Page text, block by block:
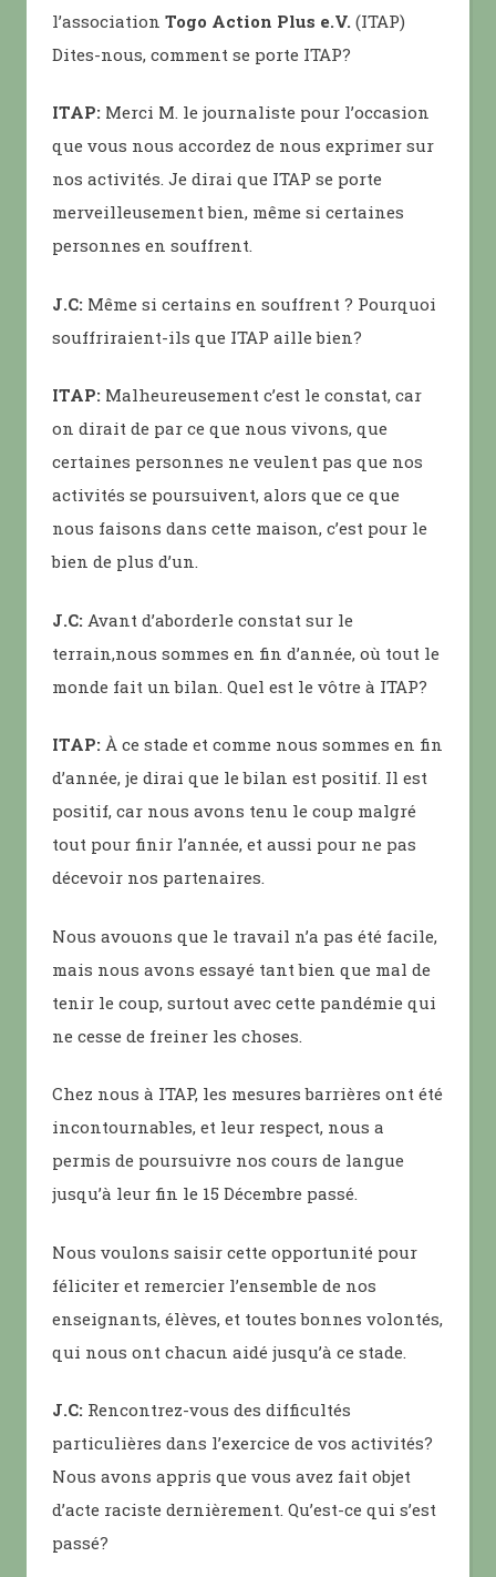
l’association Togo Action Plus e.V. (ITAP)
Dites-nous, comment se porte ITAP?
ITAP: Merci M. le journaliste pour l’occasion
que vous nous accordez de nous exprimer sur
nos activités. Je dirai que ITAP se porte
merveilleusement bien, même si certaines
personnes en souffrent.
J.C: Même si certains en souffrent ? Pourquoi
souffriraient-ils que ITAP aille bien?
ITAP: Malheureusement c’est le constat, car
on dirait de par ce que nous vivons, que
certaines personnes ne veulent pas que nos
activités se poursuivent, alors que ce que
nous faisons dans cette maison, c’est pour le
bien de plus d’un.
J.C: Avant d’aborderle constat sur le
terrain,nous sommes en fin d’année, où tout le
monde fait un bilan. Quel est le vôtre à ITAP?
ITAP:À ce stade et comme nous sommes en fin
d’année, je dirai que le bilan est positif. Il est
positif, car nous avons tenu le coup malgré
tout pour finir l’année, et aussi pour ne pas
décevoir nos partenaires.
Nous avouons que le travail n’a pas été facile,
mais nous avons essayé tant bien que mal de
tenir le coup, surtout avec cette pandémie qui
ne cesse de freiner les choses.
Chez nous à ITAP, les mesures barrières ont été
incontournables, et leur respect, nous a
permis de poursuivre nos cours de langue
jusqu’à leur fin le 15 Décembre passé.
Nous voulons saisir cette opportunité pour
féliciter et remercier l’ensemble de nos
enseignants, élèves, et toutes bonnes volontés,
qui nous ont chacun aidé jusqu’à ce stade.
J.C: Rencontrez-vous des difficultés
particulières dans l’exercice de vos activités?
Nous avons appris que vous avez fait objet
d’acte raciste dernièrement. Qu’est-ce qui s’est
passé?